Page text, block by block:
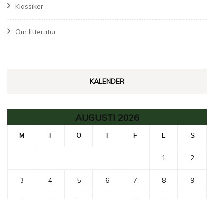
Klassiker
Om litteratur
KALENDER
AUGUSTI 2026
M T O T F L S
1 2
3 4 5 6 7 8 9